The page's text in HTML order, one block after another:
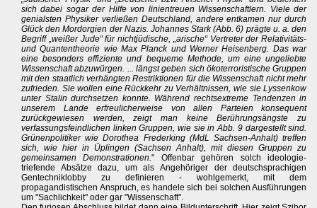
sich dabei sogar der Hilfe von linientreuen Wissenschaftlern. Viele der
genialsten Physiker verließen Deutschland, andere entkamen nur durch
Glück den Mordorgien der Nazis. Johannes Stark (Abb. 6) prägte u. a. den
Begriff „weißer Jude“ für nichtjüdische, „arische“ Vertreter der Relativitäts-
und Quantentheorie wie Max Planck und Werner Heisenberg. Das war
eine besonders effiziente und bequeme Methode, um eine ungeliebte
Wissenschaft abzuwürgen. ... längst geben sich ökoterroristische Gruppen
mit den staatlich verhängten Restriktionen für die Wissenschaft nicht mehr
zufrieden. Sie wollen eine Rückkehr zu Verhältnissen, wie sie Lyssenkow
unter Stalin durchsetzen konnte. Während rechtsextreme Tendenzen in
unserem Lande erfreulicherweise von allen Parteien konsequent
zurückgewiesen werden, zeigt man keine Berührungsängste zu
verfassungsfeindlichen linken Gruppen, wie sie in Abb. 9 dargestellt sind.
Grünenpolitiker wie Dorothea Frederking (MdL Sachsen-Anhalt) treffen
sich, wie hier in Üplingen (Sachsen Anhalt), mit diesen Gruppen zu
gemeinsamen Demonstrationen." Offenbar gehören solch ideologie-
triefende Absätze dazu, um als Angehöriger der deutschsprachigen
Gentechniklobby zu definieren - wohlgemerkt, mit dem
propagandistischen Anspruch, es handele sich bei solchen Ausführungen
um "Sachlichkeit" oder gar "Wissenschaft".